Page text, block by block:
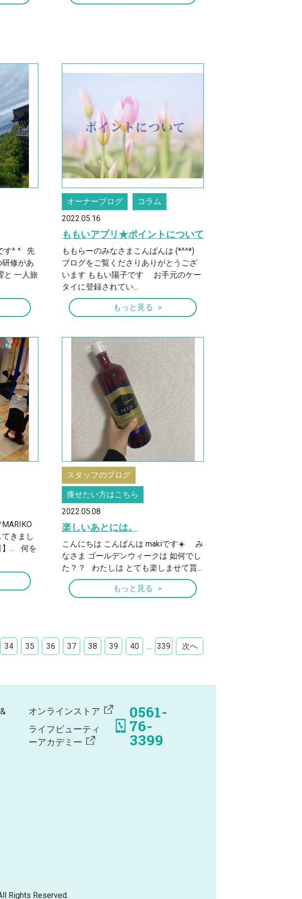
す^ ^ 先
修があ
と 一人旅
オーナーブログ
コラム
2022.05.16
ももいアプリ★ポイントについて
ももらーのみなさまこんばんは (*^^*)
ブログをご覧くださりありがとうござ
います ももい陽子です お手元のケー
タイに登録されてい...
もっと見る
きまし
】… 何を
スタッフのブログ
痩せたい方はこちら
2022.05.08
楽しいあとには。
こんにちは こんばんは makiです☀️ み
なさま ゴールデンウィークは 如何でし
た？？ わたしは とても楽しませて貰...
もっと見る
34 35 36 37 38 39 40 … 339 次へ
オンラインストア
ライフビューティ
ーアカデミー
0561-
76-
3399
Rights Reserved.